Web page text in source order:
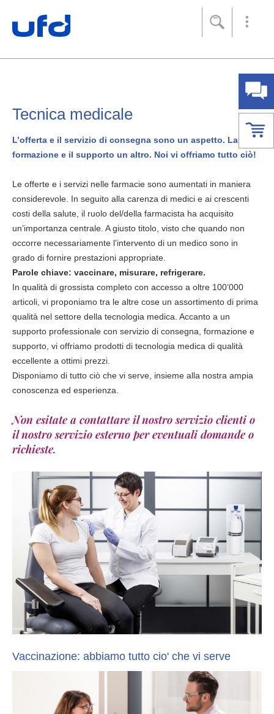
Navigazione
Contenuto
Mappa del sito
Impronta
Tecnica medicale
L’offerta e il servizio di consegna sono un aspetto. La
formazione e il supporto un altro. Noi vi offriamo tutto ciò!
Le offerte e i servizi nelle farmacie sono aumentati in maniera
considerevole. In seguito alla carenza di medici e ai crescenti
costi della salute, il ruolo del/della farmacista ha acquisito
un’importanza centrale. A giusto titolo, visto che quando non
occorre necessariamente l’intervento di un medico sono in
grado di fornire prestazioni appropriate.
Parole chiave: vaccinare, misurare, refrigerare.
In qualità di grossista completo con accesso a oltre 100’000
articoli, vi proponiamo tra le altre cose un assortimento di prima
qualità nel settore della tecnologia medica. Accanto a un
supporto professionale con servizio di consegna, formazione e
supporto, vi offriamo prodotti di tecnologia medica di qualità
eccellente a ottimi prezzi.
Disponiamo di tutto ciò che vi serve, insieme alla nostra ampia
conoscenza ed esperienza.
Non esitate a contattare il nostro servizio clienti o
il nostro servizio esterno per eventuali domande o
richieste.
Vaccinazione: abbiamo tutto cio' che vi serve